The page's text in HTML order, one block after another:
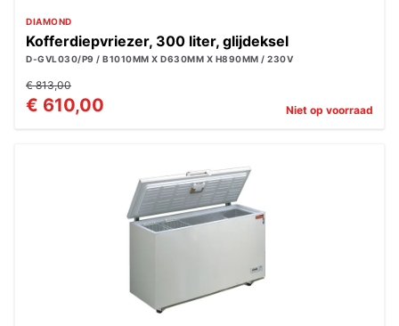
DIAMOND
Kofferdiepvriezer, 300 liter, glijdeksel
D-GVL030/P9 / B1010MM X D630MM X H890MM / 230V
€ 813,00
€ 610,00 Niet op voorraad